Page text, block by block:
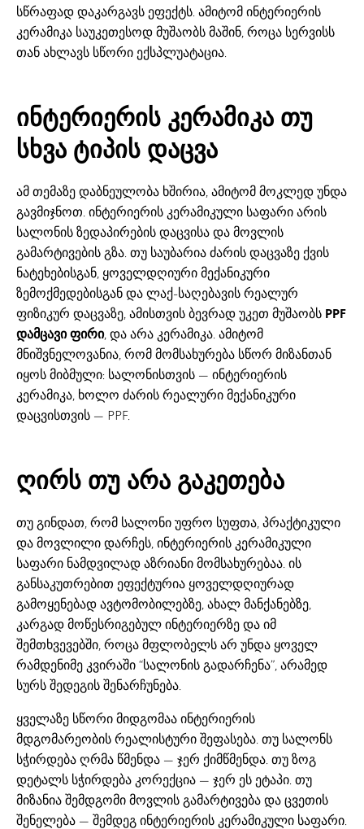
სწრაფად დაკარგავს ეფექტს. ამიტომ ინტერიერის
კერამიკა საუკეთესოდ მუშაობს მაშინ, როცა სერვისს
თან ახლავს სწორი ექსპლუატაცია.
ინტერიერის კერამიკა თუ
სხვა ტიპის დაცვა
ამ თემაზე დაბნეულობა ხშირია, ამიტომ მოკლედ უნდა
გავმიჯნოთ. ინტერიერის კერამიკული საფარი არის
სალონის ზედაპირების დაცვისა და მოვლის
გამარტივების გზა. თუ საუბარია ძარის დაცვაზე ქვის
ნატეხებისგან, ყოველდღიური მექანიკური
ზემოქმედებისგან და ლაქ-საღებავის რეალურ
ფიზიკურ დაცვაზე, ამისთვის ბევრად უკეთ მუშაობს PPF
დამცავი ფირი, და არა კერამიკა. ამიტომ
მნიშვნელოვანია, რომ მომსახურება სწორ მიზანთან
იყოს მიბმული: სალონისთვის — ინტერიერის
კერამიკა, ხოლო ძარის რეალური მექანიკური
დაცვისთვის — PPF.
ღირს თუ არა გაკეთება
თუ გინდათ, რომ სალონი უფრო სუფთა, პრაქტიკული
და მოვლილი დარჩეს, ინტერიერის კერამიკული
საფარი ნამდვილად აზრიანი მომსახურებაა. ის
განსაკუთრებით ეფექტურია ყოველდღიურად
გამოყენებად ავტომობილებზე, ახალ მანქანებზე,
კარგად მოწესრიგებულ ინტერიერზე და იმ
შემთხვევებში, როცა მფლობელს არ უნდა ყოველ
რამდენიმე კვირაში “სალონის გადარჩენა”, არამედ
სურს შედეგის შენარჩუნება.
ყველაზე სწორი მიდგომაა ინტერიერის
მდგომარეობის რეალისტური შეფასება. თუ სალონს
სჭირდება ღრმა წმენდა — ჯერ ქიმწმენდა. თუ ზოგ
დეტალს სჭირდება კორექცია — ჯერ ეს ეტაპი. თუ
მიზანია შემდგომი მოვლის გამარტივება და ცვეთის
შენელება — შემდეგ ინტერიერის კერამიკული საფარი.